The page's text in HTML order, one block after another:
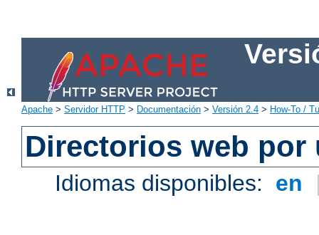
Apache > Servidor HTTP > Documentación > Versión 2.4 > How-To /
Directorios web por
Idiomas disponibles: en